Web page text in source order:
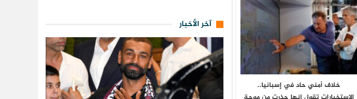
خلاف أمني حاد في إسبانيا..
آخر الأخبار